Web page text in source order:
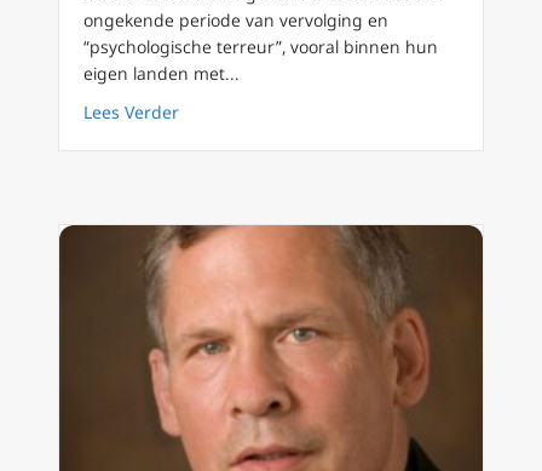
ongekende periode van vervolging en
“psychologische terreur”, vooral binnen hun
eigen landen met...
Lees Verderabout Kardinaal Müller: Tijd van